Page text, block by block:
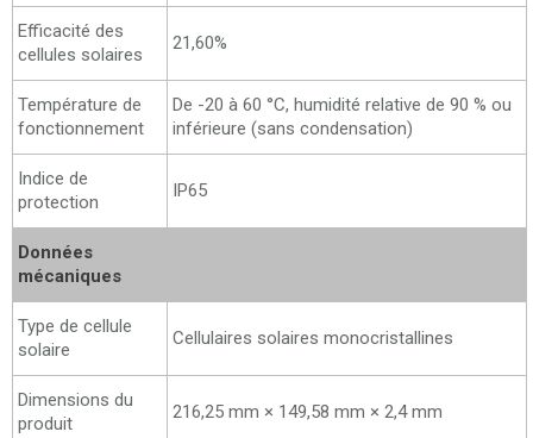
Efficacité des
cellules solaires
21,60%
Température de
fonctionnement
De -20 à 60 °C, humidité relative de 90 % ou
inférieure (sans condensation)
Indice de
protection
IP65
Données
mécaniques
Type de cellule
solaire
Cellulaires solaires monocristallines
Dimensions du
produit
216,25 mm × 149,58 mm × 2,4 mm